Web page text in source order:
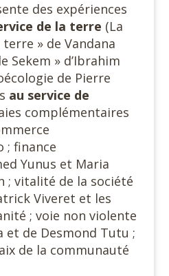
des expériences
de la terre (La
» de Vandana
Sekem » d’Ibrahim
de Pierre
au service de
complémentaires
; finance
Yunus et Maria
; vitalité de la société
Viveret et les
; voie non violente
et de Desmond Tutu ;
de la communauté